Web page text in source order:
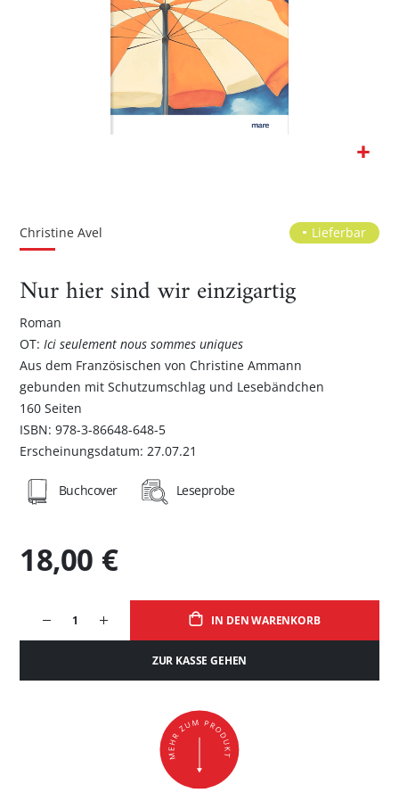
Bildgalerie
Christine Avel Lieferbar
Nur hier sind wir einzigartig
Roman
OT:Ici seulement nous sommes uniques
Aus dem Französischen von Christine Ammann
gebunden mit Schutzumschlag und Lesebändchen
160 Seiten
ISBN: 978-3-86648-648-5
Erscheinungsdatum: 27.07.21
IN DEN WARENKORB
ZUR KASSE GEHEN
18,00 €
Buchcover Leseprobe